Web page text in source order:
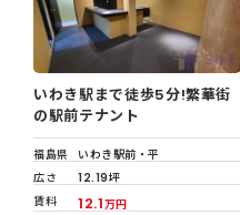
いわき駅まで徒歩5分!繁華街
の駅前テナント
福島県
いわき駅前・平
広さ
12.19坪
賃料
12.1万円